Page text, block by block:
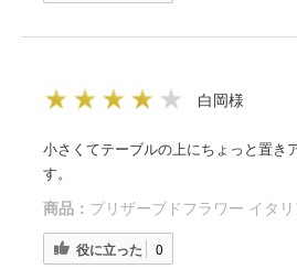
白岡様
小さくてテーブルの上にちょっと置き
す。
商品： プリザーブドフラワー イタ
役に立った 0